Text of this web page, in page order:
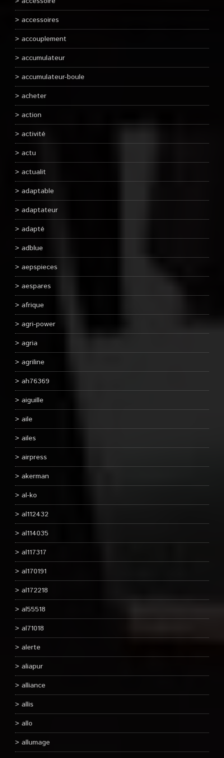
accessoires
accouplement
accumulateur
accumulateur-boule
acheter
action
activité
actu
actualit
adaptable
adaptateur
adapté
adblue
aepspieces
aespares
afrique
agri-power
agria
agriline
ah76369
aiguille
aile
ailes
airpress
akerman
al-ko
al112432
al114035
al117317
al170191
al172218
al55518
al71018
alerte
aliapur
alliance
allis
allo
allumage